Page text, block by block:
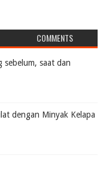
COMMENTS
saat dan
dengan Minyak Kelapa